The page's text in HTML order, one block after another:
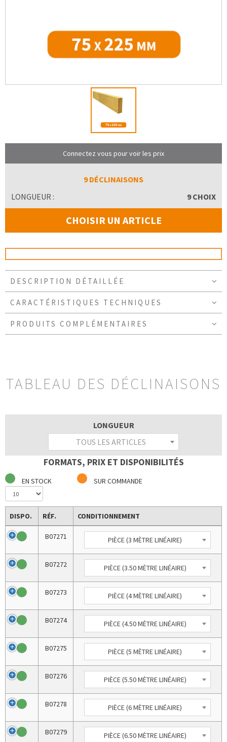
Connectez vous pour voir les prix
9 DÉCLINAISONS
LONGUEUR :
9 CHOIX
CHOISIR UN ARTICLE
DESCRIPTION DÉTAILLÉE
CARACTÉRISTIQUES TECHNIQUES
PRODUITS COMPLÉMENTAIRES
TABLEAU DES DÉCLINAISONS
LONGUEUR
TOUS LES ARTICLES
FORMATS, PRIX ET DISPONIBILITÉS
EN STOCK SUR COMMANDE
DISPO. RÉF. CONDITIONNEMENT
B07271 PIÈCE (3 MÈTRE LINÉAIRE)
B07272 PIÈCE (3.50 MÈTRE LINÉAIRE)
B07273 PIÈCE (4 MÈTRE LINÉAIRE)
B07274 PIÈCE (4.50 MÈTRE LINÉAIRE)
B07275 PIÈCE (5 MÈTRE LINÉAIRE)
B07276 PIÈCE (5.50 MÈTRE LINÉAIRE)
B07278 PIÈCE (6 MÈTRE LINÉAIRE)
B07279 PIÈCE (6.50 MÈTRE LINÉAIRE)